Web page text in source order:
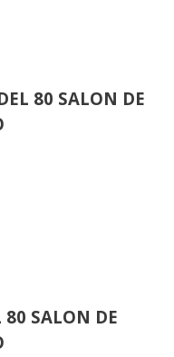
80 SALON DE
SALON DE